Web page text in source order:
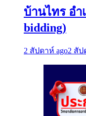
บ้านไทร อ
bidding)
2 สัปดาห์ ago2 สัป